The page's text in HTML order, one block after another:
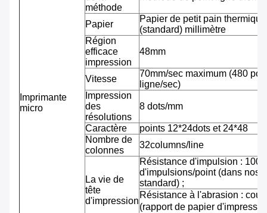
Imprimante
micro
méthode
Papier
Papier de petit pain
(standard) millimètre
Région
efficace
impression
48mm
Vitesse
70mm/sec maximum (480
ligne/sec)
Impression
des
résolutions
8 dots/mm
Caractère
points 12*24dots et 24*48
Nombre de
colonnes
32columns/line
La vie de
tête
d'impression
Résistance d'impulsion : 100
d'impulsions/point (dans nos
standard) ;
Résistance à l'abrasion :
(rapport de papier